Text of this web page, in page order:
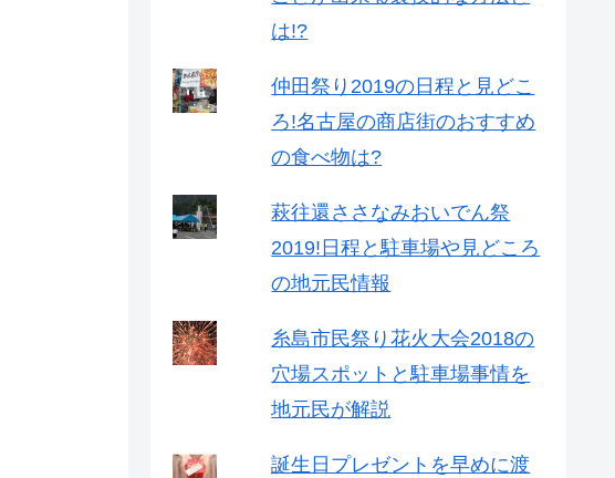
は!?
仲田祭り2019の日程と見どこ
ろ!名古屋の商店街のおすすめ
の食べ物は?
萩往還ささなみおいでん祭
2019!日程と駐車場や見どころ
の地元民情報
糸島市民祭り花火大会2018の
穴場スポットと駐車場事情を
地元民が解説
誕生日プレゼントを早めに渡